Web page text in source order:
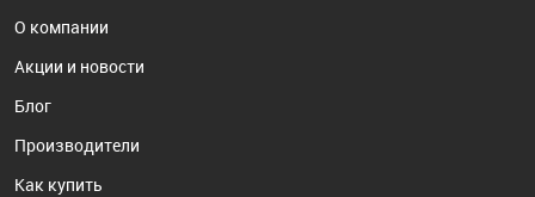
О компании
Акции и новости
Блог
Производители
Как купить